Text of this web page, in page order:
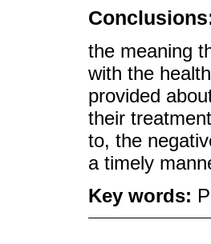
the meaning
with the
provided
their
to, the
a timely
Key words: